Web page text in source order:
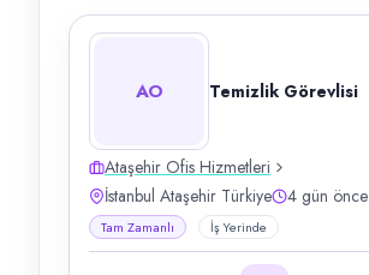
AO Temizlik Görevlisi
Ataşehir Ofis Hizmetleri
İstanbul Ataşehir Türkiye
4 gün önce
Tam Zamanlı İş Yerinde